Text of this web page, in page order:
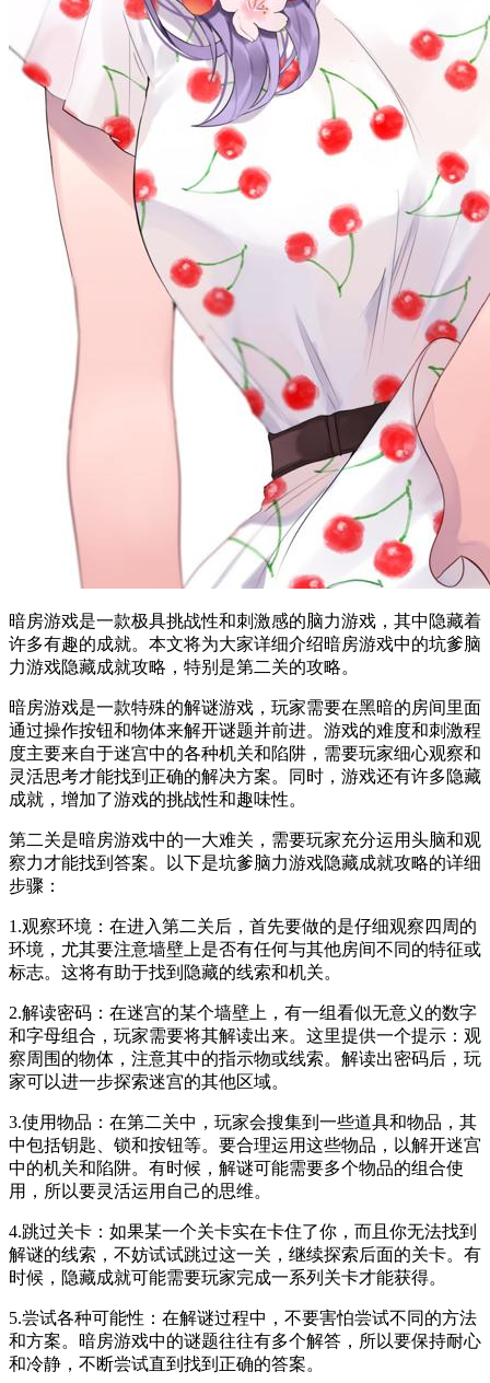
暗房游戏是一款极具挑战性和刺激感的脑力游戏，其中隐藏着
许多有趣的成就。本文将为大家详细介绍暗房游戏中的坑爹脑
力游戏隐藏成就攻略，特别是第二关的攻略。
暗房游戏是一款特殊的解谜游戏，玩家需要在黑暗的房间里面
通过操作按钮和物体来解开谜题并前进。游戏的难度和刺激程
度主要来自于迷宫中的各种机关和陷阱，需要玩家细心观察和
灵活思考才能找到正确的解决方案。同时，游戏还有许多隐藏
成就，增加了游戏的挑战性和趣味性。
第二关是暗房游戏中的一大难关，需要玩家充分运用头脑和观
察力才能找到答案。以下是坑爹脑力游戏隐藏成就攻略的详细
步骤：
1.观察环境：在进入第二关后，首先要做的是仔细观察四周的
环境，尤其要注意墙壁上是否有任何与其他房间不同的特征或
标志。这将有助于找到隐藏的线索和机关。
2.解读密码：在迷宫的某个墙壁上，有一组看似无意义的数字
和字母组合，玩家需要将其解读出来。这里提供一个提示：观
察周围的物体，注意其中的指示物或线索。解读出密码后，玩
家可以进一步探索迷宫的其他区域。
3.使用物品：在第二关中，玩家会搜集到一些道具和物品，其
中包括钥匙、锁和按钮等。要合理运用这些物品，以解开迷宫
中的机关和陷阱。有时候，解谜可能需要多个物品的组合使
用，所以要灵活运用自己的思维。
4.跳过关卡：如果某一个关卡实在卡住了你，而且你无法找到
解谜的线索，不妨试试跳过这一关，继续探索后面的关卡。有
时候，隐藏成就可能需要玩家完成一系列关卡才能获得。
5.尝试各种可能性：在解谜过程中，不要害怕尝试不同的方法
和方案。暗房游戏中的谜题往往有多个解答，所以要保持耐心
和冷静，不断尝试直到找到正确的答案。